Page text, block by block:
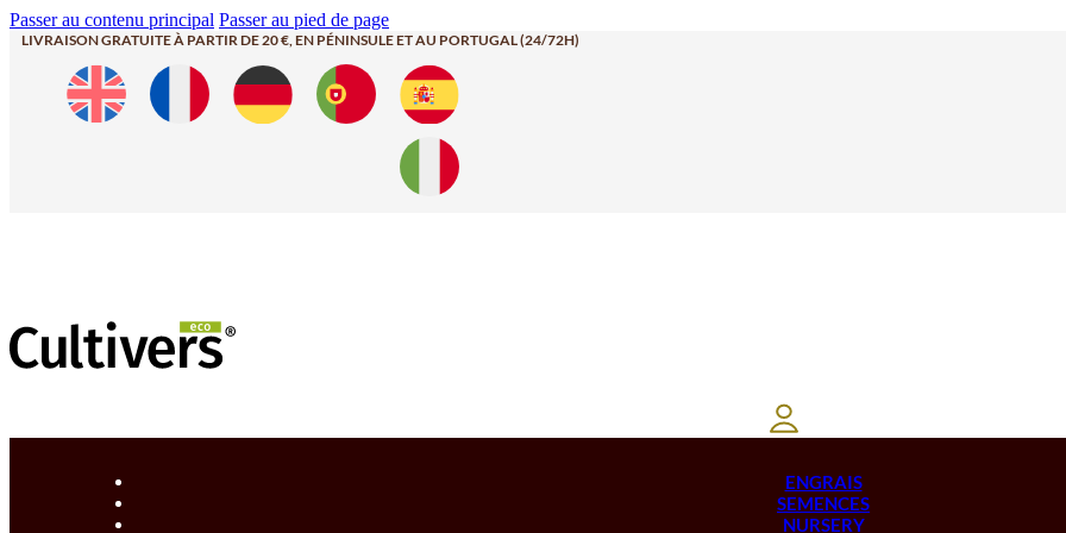
Passer au contenu principal Passer au pied de page
LIVRAISON GRATUITE À PARTIR DE 20 €, EN PÉNINSULE ET AU PORTUGAL (24/72H)
ENGRAIS
SEMENCES
NURSERY